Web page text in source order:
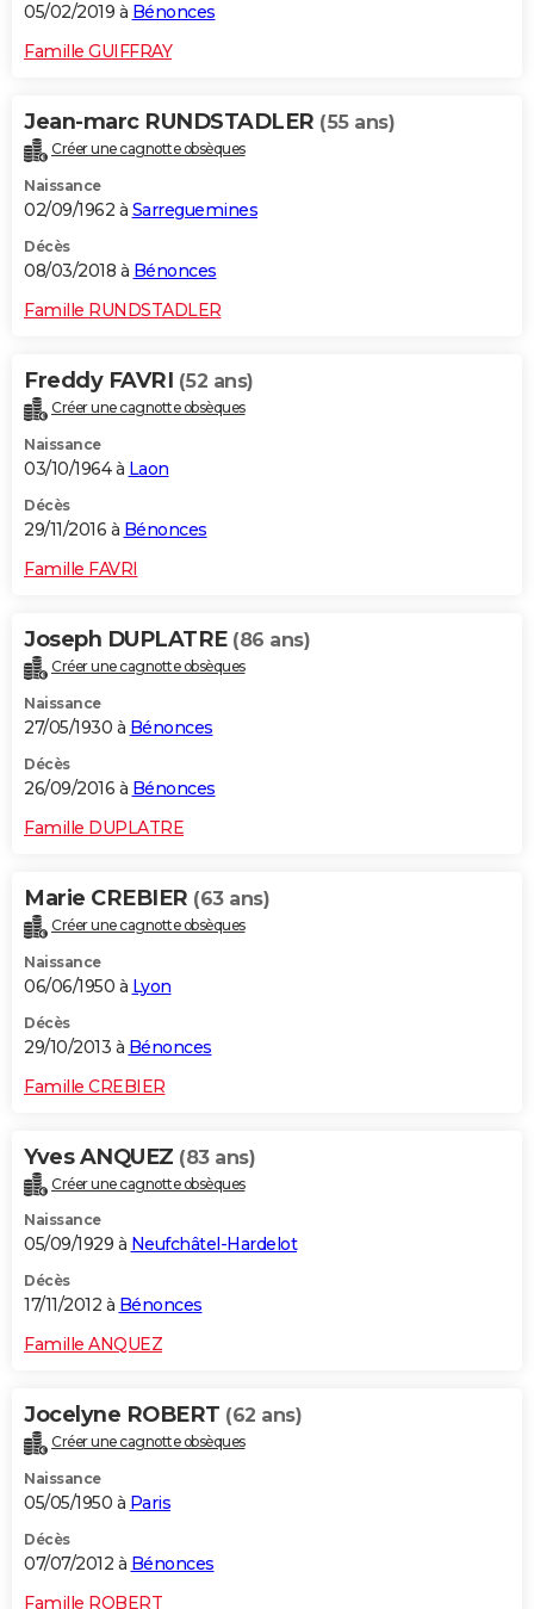
05/02/2019 à Bénonces
Famille GUIFFRAY
Jean-marc RUNDSTADLER (55 ans)
Créer une cagnotte obsèques
Naissance
02/09/1962 à Sarreguemines
Décès
08/03/2018 à Bénonces
Famille RUNDSTADLER
Freddy FAVRI (52 ans)
Créer une cagnotte obsèques
Naissance
03/10/1964 à Laon
Décès
29/11/2016 à Bénonces
Famille FAVRI
Joseph DUPLATRE (86 ans)
Créer une cagnotte obsèques
Naissance
27/05/1930 à Bénonces
Décès
26/09/2016 à Bénonces
Famille DUPLATRE
Marie CREBIER (63 ans)
Créer une cagnotte obsèques
Naissance
06/06/1950 à Lyon
Décès
29/10/2013 à Bénonces
Famille CREBIER
Yves ANQUEZ (83 ans)
Créer une cagnotte obsèques
Naissance
05/09/1929 à Neufchâtel-Hardelot
Décès
17/11/2012 à Bénonces
Famille ANQUEZ
Jocelyne ROBERT (62 ans)
Créer une cagnotte obsèques
Naissance
05/05/1950 à Paris
Décès
07/07/2012 à Bénonces
Famille ROBERT